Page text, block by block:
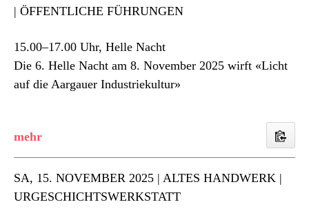
| ÖFFENTLICHE FÜHRUNGEN
15.00–17.00 Uhr, Helle Nacht
Die 6. Helle Nacht am 8. November 2025 wirft «Licht
auf die Aargauer Industriekultur»
SA, 15. NOVEMBER 2025 | ALTES HANDWERK |
URGESCHICHTSWERKSTATT